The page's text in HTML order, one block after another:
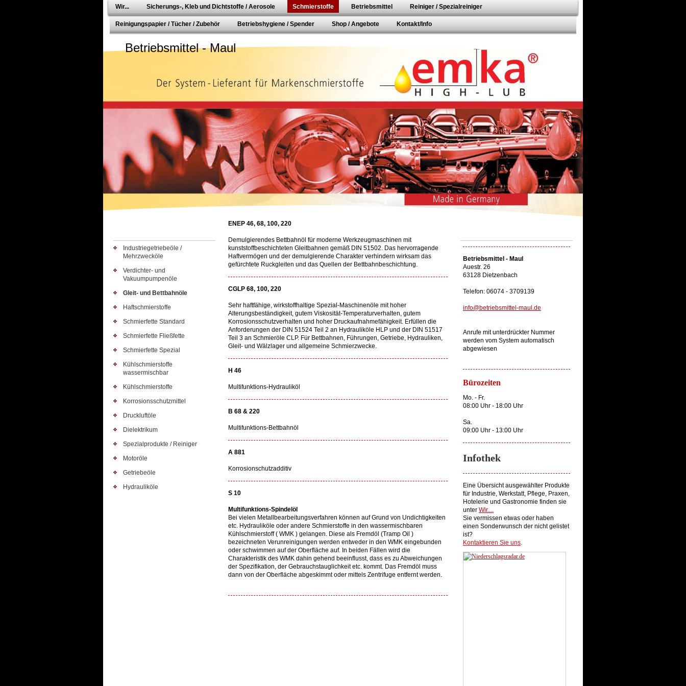
Wir... Sicherungs-, Kleb und Dichtstoffe / Aerosole Schmierstoffe Betriebsmittel Reiniger / Spezialreiniger
Reinigungspapier / Tücher / Zubehör Betriebshygiene / Spender Shop / Angebote Kontakt/Info
Betriebsmittel - Maul
Industriegetriebeöle /
Mehrzwecköle
Verdichter- und
Vakuumpumpenöle
Gleit- und Bettbahnöle
Haftschmierstoffe
Schmierfette Standard
Schmierfette Fließfette
Schmierfette Spezial
Kühlschmierstoffe
wassermischbar
Kühlschmierstoffe
Korrosionsschutzmittel
Druckluftöle
Dielektrikum
Spezialprodukte / Reiniger
Motoröle
Getriebeöle
Hydrauliköle
ENEP 46, 68, 100, 220
Demulgierendes Bettbahnöl für moderne Werkzeugmaschinen mit
kunststoffbeschichteten Gleitbahnen gemäß DIN 51502. Das hervorragende
Haftvermögen und der demulgierende Charakter verhindern wirksam das
gefürchtete Ruckgleiten und das Quellen der Bettbahnbeschichtung.
CGLP 68, 100, 220
Sehr haftfähige, wirkstoffhaltige Spezial-Maschinenöle mit hoher
Alterungsbeständigkeit, gutem Viskosität-Temperaturverhalten, gutem
Korrosionsschutzverhalten und hoher Druckaufnahmefähigkeit. Erfüllen die
Anforderungen der DIN 51524 Teil 2 an Hydrauliköle HLP und der DIN 51517
Teil 3 an Schmieröle CLP. Für Bettbahnen, Führungen, Getriebe, Hydrauliken,
Gleit- und Wälzlager und allgemeine Schmierzwecke.
H 46
Multifunktions-Hydrauliköl
B 68 & 220
Multifunktions-Bettbahnöl
A 881
Korrosionschutzadditiv
S 10
Multifunktions-Spindelöl
Bei vielen Metallbearbeitungsverfahren können auf Grund von Undichtigkeiten
etc. Hydrauliköle oder andere Schmierstoffe in den wassermischbaren
Kühlschmierstoff ( WMK ) gelangen. Diese als Fremdöl (Tramp Oil )
bezeichneten Verunreinigungen werden entweder in den WMK eingebunden
oder schwimmen auf der Oberfläche auf. In beiden Fällen wird die
Charakteristik des WMK dahin gehend beeinflusst, dass es zu Abweichungen
der Spezifikation, der Gebrauchstauglichkeit etc. kommt. Das Fremdöl muss
dann von der Oberfläche abgeskimmt oder mittels Zentrifuge entfernt werden.
Betriebsmittel - Maul
Auestr. 26
63128 Dietzenbach
Telefon: 06074 - 3709139
info@betriebsmittel-maul.de
Anrufe mit unterdrückter Nummer
werden vom System automatisch
abgewiesen
Bürozeiten
Mo. - Fr.
08:00 Uhr - 18:00 Uhr
Sa.
09:00 Uhr - 13:00 Uhr
Infothek
Eine Übersicht ausgewählter Produkte
für Industrie, Werkstatt, Pflege, Praxen,
Hotelerie und Gastronomie finden sie
unter Wir....
Sie vermissen etwas oder haben
einen Sonderwunsch der nicht gelistet
ist?
Kontaktieren Sie uns.